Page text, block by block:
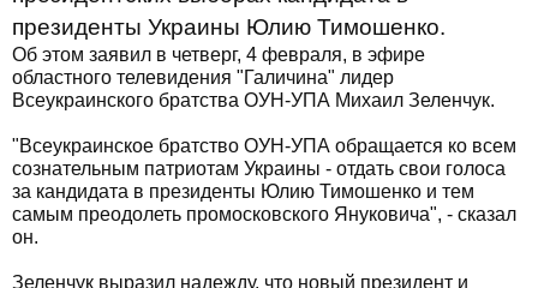
президенты Украины Юлию Тимошенко.
Об этом заявил в четверг, 4 февраля, в эфире
областного телевидения "Галичина" лидер
Всеукраинского братства ОУН-УПА Михаил Зеленчук.
"Всеукраинское братство ОУН-УПА обращается ко всем
сознательным патриотам Украины - отдать свои голоса
за кандидата в президенты Юлию Тимошенко и тем
самым преодолеть промосковского Януковича", - сказал
он.
Зеленчук выразил надежду, что новый президент и